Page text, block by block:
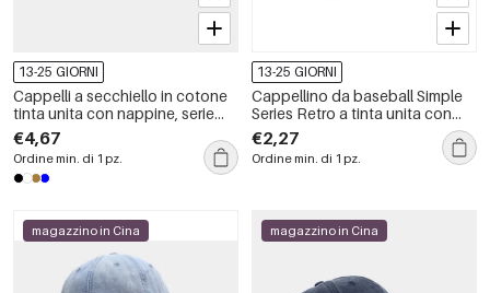
13-25 GIORNI
Cappelli a secchiello in cotone
tinta unita con nappine, serie
Simple, per tutti i giorni
€4,67
Ordine min. di 1 pz.
13-25 GIORNI
Cappellino da baseball Simple
Series Retro a tinta unita con
perline e perle artificiali
€2,27
Ordine min. di 1 pz.
magazzino in Cina magazzino in Cina